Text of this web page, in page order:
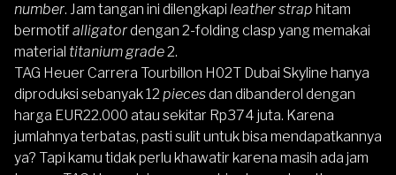
number. Jam tangan ini dilengkapi leather strap hitam
bermotifalligatordengan 2-folding clasp yang memakai
material titanium grade2.
TAG Heuer Carrera Tourbillon H02T Dubai Skyline hanya
diproduksi sebanyak 12 piecesdan dibanderol dengan
harga EUR22.000 atau sekitar Rp374 juta. Karena
jumlahnya terbatas, pasti sulit untuk bisa mendapatkannya
ya? Tapi kamu tidak perlu khawatir karena masih ada jam